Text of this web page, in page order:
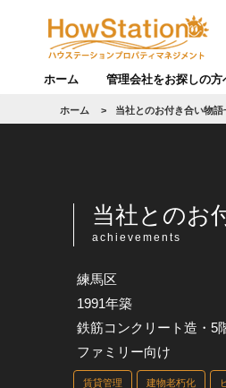
ホーム 管理会社をお探しの方
ホーム > 当社とのお付き合い物語
当社とのお
achievements
練馬区
1991年築
鉄筋コンクリート造・5
ファミリー向け
賃貸管理 建物老朽化